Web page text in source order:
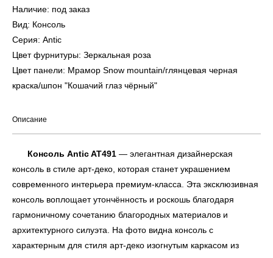
Наличие: под заказ
Вид: Консоль
Серия: Antic
Цвет фурнитуры: Зеркальная роза
Цвет панели: Мрамор Snow mountain/глянцевая черная
краска/шпон "Кошачий глаз чёрный"
Описание
Консоль Antic AT491 — элегантная дизайнерская
консоль в стиле арт-деко, которая станет украшением
современного интерьера премиум-класса. Эта эксклюзивная
консоль воплощает утончённость и роскошь благодаря
гармоничному сочетанию благородных материалов и
архитектурного силуэта. На фото видна консоль с
характерным для стиля арт-деко изогнутым каркасом из